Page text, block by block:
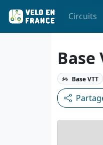
Circuits
Base
Base VTT